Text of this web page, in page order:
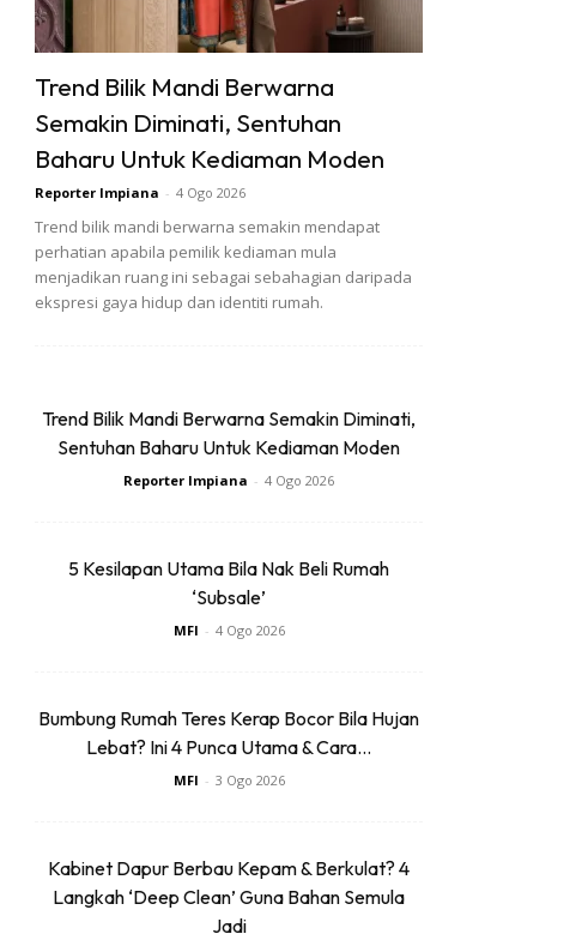
SHOPEE MY
SwissThomas Capsule
Blender Cutter S...
RM25.4 RM25.4
Buy Now
Trend Bilik Mandi Berwarna
Semakin Diminati, Sentuhan
Baharu Untuk Kediaman Moden
Reporter Impiana - 4 Ogo 2026
Trend bilik mandi berwarna semakin mendapat
perhatian apabila pemilik kediaman mula
menjadikan ruang ini sebagai sebahagian daripada
ekspresi gaya hidup dan identiti rumah.
Trend Bilik Mandi Berwarna Semakin Diminati,
Sentuhan Baharu Untuk Kediaman Moden
Reporter Impiana - 4 Ogo 2026
5 Kesilapan Utama Bila Nak Beli Rumah
‘Subsale’
MFI - 4 Ogo 2026
Bumbung Rumah Teres Kerap Bocor Bila Hujan
Lebat? Ini 4 Punca Utama & Cara...
MFI - 3 Ogo 2026
Kabinet Dapur Berbau Kepam & Berkulat? 4
Langkah ‘Deep Clean’ Guna Bahan Semula
Jadi